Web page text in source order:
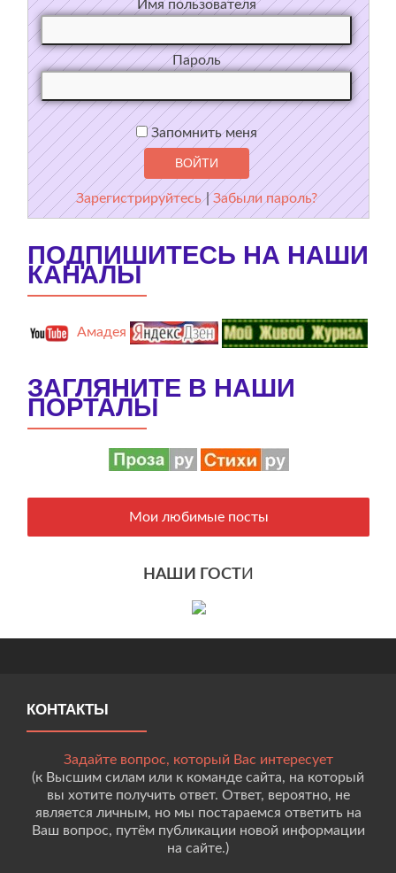
Имя пользователя
Пароль
Запомнить меня
Зарегистрируйтесь |Забыли пароль?
ПОДПИШИТЕСЬ НА НАШИ
КАНАЛЫ
Амадея
ЗАГЛЯНИТЕ В НАШИ
ПОРТАЛЫ
Мои любимые посты
НАШИ ГОСТИ
КОНТАКТЫ
Задайте вопрос, который Вас интересует
(к Высшим силам или к команде сайта, на который
вы хотите получить ответ. Ответ, вероятно, не
является личным, но мы постараемся ответить на
Ваш вопрос, путём публикации новой информации
на сайте.)